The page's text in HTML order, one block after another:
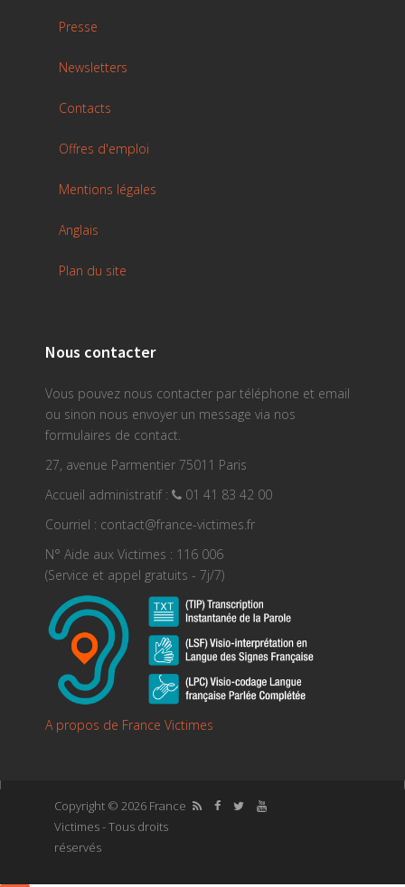
Presse
Newsletters
Contacts
Offres d'emploi
Mentions légales
Anglais
Plan du site
Nous contacter
Vous pouvez nous contacter par téléphone et email
ou sinon nous envoyer un message via nos
formulaires de contact.
27, avenue Parmentier 75011 Paris
Accueil administratif :
01 41 83 42 00
Courriel : contact@france-victimes.fr
N° Aide aux Victimes : 116 006
(Service et appel gratuits - 7j/7)
A propos de France Victimes
Copyright © 2026 France
Victimes - Tous droits
réservés